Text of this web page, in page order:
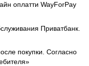
оплатти WayForPay
Приватбанк.
покупки. Согласно